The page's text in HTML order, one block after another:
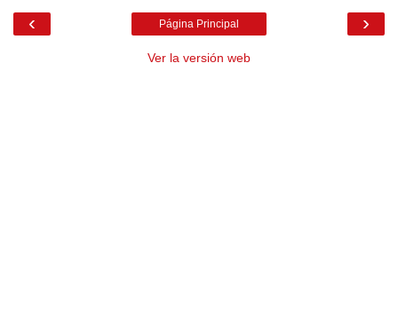
‹ ›
Página Principal
Ver la versión web